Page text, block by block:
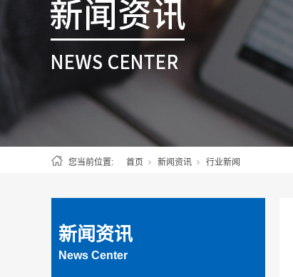
您当前位置: 首页 新闻资讯 行业新闻
新闻资讯
News Center